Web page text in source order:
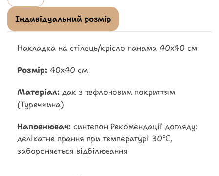
Індивідуальний розмір
Накладка на стілець/крісло панама 40х40 см
Розмір: 40х40 см
Матеріал: дак з тефлоновим покриттям
(Туреччина)
Наповнювач: синтепон Рекомендації догляду:
делікатне прання при температурі 30℃,
забороняється відбілювання